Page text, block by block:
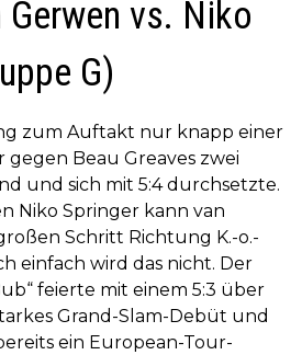
vs. Niko
G)
zum Auftakt nur knapp einer
gegen Beau Greaves zwei
und sich mit 5:4 durchsetzte.
Niko Springer kann van
Schritt Richtung K.-o.-
einfach wird das nicht. Der
feierte mit einem 5:3 über
Grand-Slam-Debüt und
ein European-Tour-